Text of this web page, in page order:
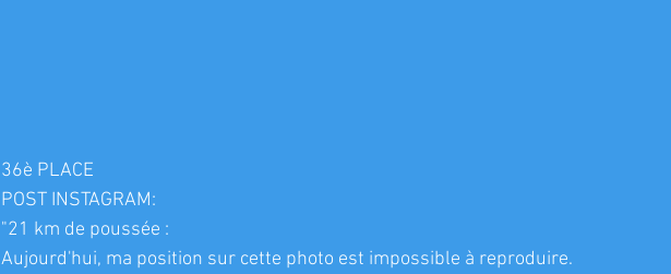
36è PLACE
POST INSTAGRAM:
"21 km de poussée :
Aujourd'hui, ma position sur cette photo est impossible à reproduire.